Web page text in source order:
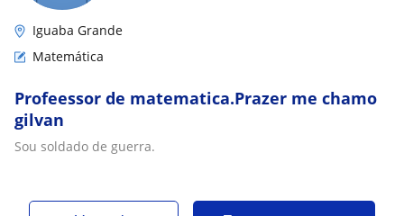
Iguaba Grande
Matemática
Profeessor de matematica.Prazer me chamo
gilvan
Sou soldado de guerra.